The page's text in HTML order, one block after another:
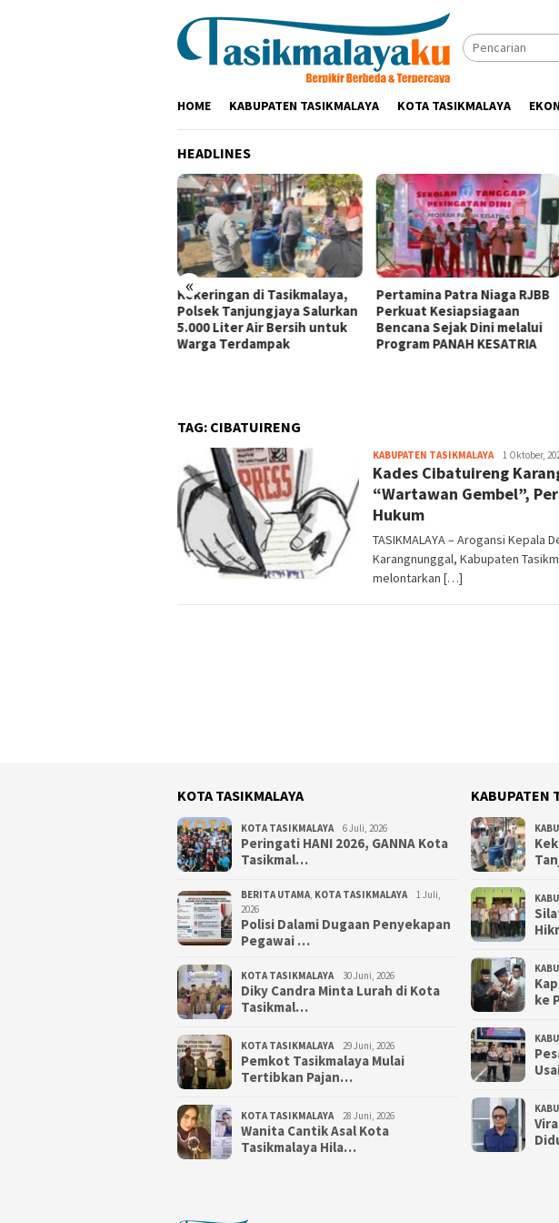
HOME KABUPATEN TASIKMALAYA KOTA TASIKMALAYA
HEADLINES
«
Kekeringan di Tasikmalaya,
Polsek Tanjungjaya Salurkan
5.000 Liter Air Bersih untuk
Warga Terdampak
Pertamina Patra Niaga RJBB
Perkuat Kesiapsiagaan
Bencana Sejak Dini melalui
Program PANAH KESATRIA
TAG: CIBATUIRENG
KABUPATEN TASIKMALAYATim
Redaksi
1 Oktober,
Kades Cibatuireng
“Wartawan Gembel”,
Hukum
TASIKMALAYA – Arogansi Kepala
Karangnunggal, Kabupaten
melontarkan […]
KOTA TASIKMALAYA
KOTA TASIKMALAYA 6 Juli, 2026
Peringati HANI 2026, GANNA Kota
Tasikmal…
BERITA UTAMA, KOTA TASIKMALAYA
1 Juli,
2026
Polisi Dalami Dugaan Penyekapan
Pegawai …
KOTA TASIKMALAYA 30 Juni, 2026
Diky Candra Minta Lurah di Kota
Tasikmal…
KOTA TASIKMALAYA 29 Juni, 2026
Pemkot Tasikmalaya Mulai
Tertibkan Pajan…
KOTA TASIKMALAYA 28 Juni, 2026
Wanita Cantik Asal Kota
Tasikmalaya Hila…
KABUPATEN
ke